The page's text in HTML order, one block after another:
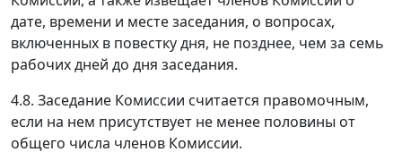
дате, времени и месте заседания, о вопросах,
включенных в повестку дня, не позднее, чем за семь
рабочих дней до дня заседания.
4.8. Заседание Комиссии считается правомочным,
если на нем присутствует не менее половины от
общего числа членов Комиссии.